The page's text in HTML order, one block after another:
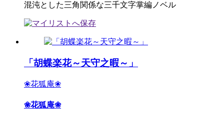
混沌とした三角関係な三千文字掌編ノベル
「胡蝶楽花～天守之暇～」
❀花狐庵❀
❀花狐庵❀